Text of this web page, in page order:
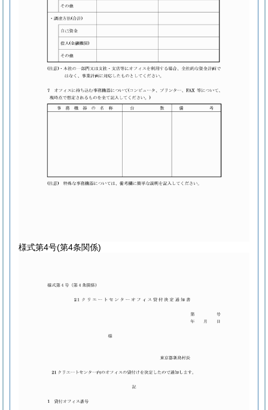
様式第4号(第4条関係)